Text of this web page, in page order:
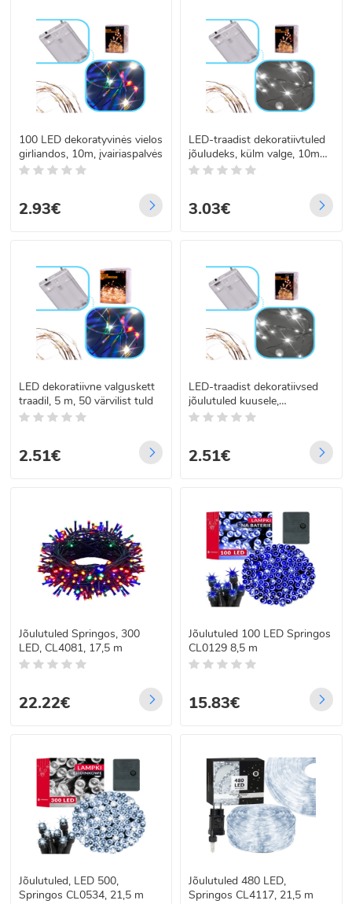
100 LED dekoratyvinės vielos
girliandos, 10m, įvairiaspalvės
2.93€
LED-traadist dekoratiivtuled
jõuludeks, külm valge, 10m
100LED
3.03€
LED dekoratiivne valguskett
traadil, 5 m, 50 värvilist tuld
2.51€
LED-traadist dekoratiivsed
jõulutuled kuusele,
külmvalged 50LED 5m
2.51€
Jõulutuled Springos, 300
LED, CL4081, 17,5 m
22.22€
Jõulutuled 100 LED Springos
CL0129 8,5 m
15.83€
Jõulutuled, LED 500,
Springos CL0534, 21,5 m
Jõulutuled 480 LED,
Springos CL4117, 21,5 m